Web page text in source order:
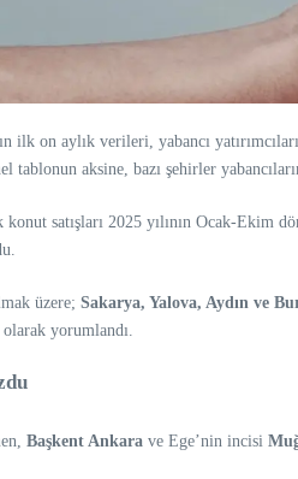
ilk on aylık verileri, yabancı
tablonun aksine, bazı şehirler
satışları 2025 yılının Ocak-Ekim
üzere; Sakarya, Yalova, Aydın ve
yorumlandı.
Başkent Ankara ve Ege’nin incisi